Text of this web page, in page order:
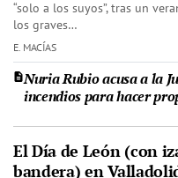
“solo a los suyos”, tras un
los graves…
E. MACÍAS
Nuria Rubio acusa a la
incendios para hacer
El Día de León (con
bandera) en